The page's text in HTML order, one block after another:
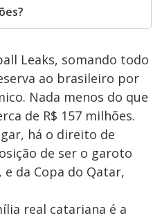
Leaks, somando todo
ao brasileiro por
Nada menos do que
de R$ 157 milhões.
há o direito de
de ser o garoto
da Copa do Qatar,
real catariana é a